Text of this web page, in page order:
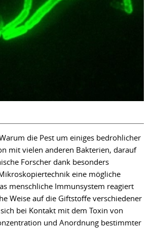
die Pest um einiges bedrohlicher
mit vielen anderen Bakterien, darauf
Forscher dank besonders
eine mögliche
menschliche Immunsystem reagiert
Weise auf die Giftstoffe verschiedener
bei Kontakt mit dem Toxin von
und Anordnung bestimmter